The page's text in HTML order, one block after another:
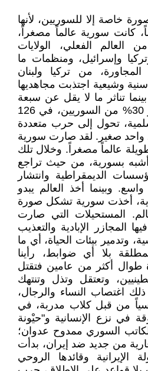
خاصة إلا للسوريين، لأنها
لكن لنحو 15 عاماً، كانت سورية عالماً مصغراً،
العالم الفعلي، الولايات
وإسرائيل، ومنظمات ما
من تركيا ولبنان
وشيعية اجتذبت مجاهديها
تناثر ما لا يقل عن سبعة
ملايين من السوريين، نحو 30% من السوريين، في 126
تحول إلى حرب متعددة
واحد صغير. لقد صارت سورية
عالماً مصغراً. وخلال تلك
أشبه بسورية، من حيث تراجع
الديمقراطية وانتشار
وبينما أخذ العالم يبدو
أخذت سورية تشكل صورة
المستحيلات التي صارت
المجازر الإبادية والتعذيب
وتدمير بيئات الحياة، أي ما
بلا أي ضوابط، رأينا
طوال أكثر من عامين فتقتل
وتعتقل وتذل وتنتهك
اغتصاب النساء والرجال،
من قبل كلاب مدربة، في
في نزع الإنسانية و"حيْونة
السوري ممدوح عدوان؛
من جديد ضد إيران، بدأت
الإيرانية وقائدها الروحي